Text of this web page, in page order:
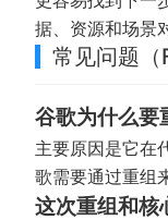
据、资源和场景
常见问题（
谷歌为什么要
主要原因是它在
歌需要通过重组
这次重组和核